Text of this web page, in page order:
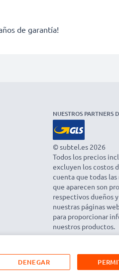
de garantía!
NUESTROS PARTNERS
© subtel.es 2026
Todos los precios
excluyen los costos
cuenta que todas
que aparecen son
respectivos dueños
nuestras páginas
para proporcionar
nuestros productos.
DENEGAR